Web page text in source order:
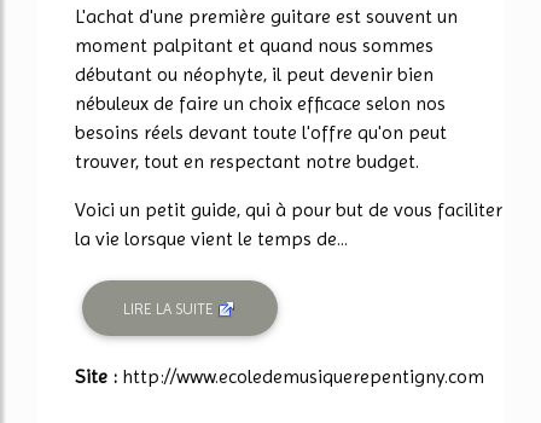
L'achat d'une première guitare est souvent un
moment palpitant et quand nous sommes
débutant ou néophyte, il peut devenir bien
nébuleux de faire un choix efficace selon nos
besoins réels devant toute l'offre qu'on peut
trouver, tout en respectant notre budget.
Voici un petit guide, qui à pour but de vous faciliter
la vie lorsque vient le temps de...
LIRE LA SUITE
Site : http://www.ecoledemusiquerepentigny.com